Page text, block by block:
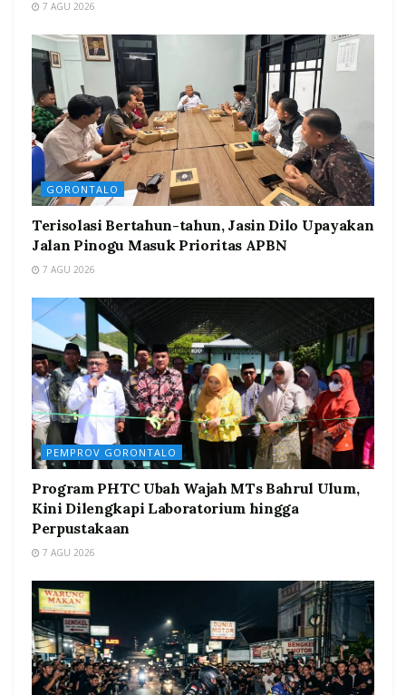
7 AGU 2026
GORONTALO
Terisolasi Bertahun-tahun, Jasin Dilo Upayakan
Jalan Pinogu Masuk Prioritas APBN
7 AGU 2026
PEMPROV GORONTALO
Program PHTC Ubah Wajah MTs Bahrul Ulum,
Kini Dilengkapi Laboratorium hingga
Perpustakaan
7 AGU 2026